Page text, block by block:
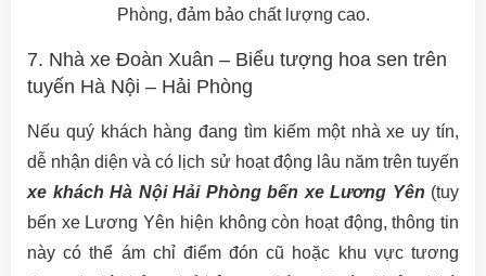
Phòng, đảm bảo chất lượng cao.
7. Nhà xe Đoàn Xuân – Biểu tượng hoa sen trên
tuyến Hà Nội – Hải Phòng
Nếu quý khách hàng đang tìm kiếm một nhà xe uy tín,
dễ nhận diện và có lịch sử hoạt động lâu năm trên tuyến
xe khách Hà Nội Hải Phòng bến xe Lương Yên (tuy
bến xe Lương Yên hiện không còn hoạt động, thông tin
này có thể ám chỉ điểm đón cũ hoặc khu vực tương